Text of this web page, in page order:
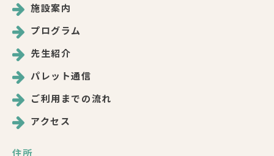
施設案内
プログラム
先生紹介
パレット通信
ご利用までの流れ
アクセス
住所